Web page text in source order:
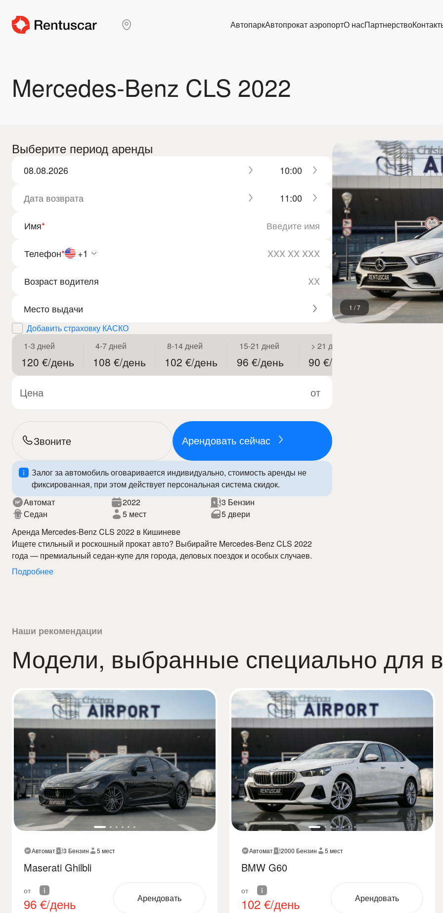
АвтопаркАвтопрокат аэропортО насПартнерство
Mercedes-Benz CLS 2022
Выберите период аренды
10:00
11:00
Имя*
Телефон* +1
Возраст водителя
Добавить страховку КАСКО
1-3 дней
120 €/день
4-7 дней
108 €/день
8-14 дней
102 €/день
15-21 дней
96 €/день
> 21 дней
90 €/день
Цена от
Звоните Арендовать сейчас
Залог за автомобиль оговаривается индивидуально, стоимость аренды не
фиксированная, при этом действует персональная система скидок.
Автомат
2022
3 Бензин
Седан
5 мест
5 двери
Аренда Mercedes-Benz CLS 2022 в Кишиневе
Ищете стильный и роскошный прокат авто? Выбирайте Mercedes-Benz CLS 2022
года — премиальный седан-купе для города, деловых поездок и особых случаев.
Наша аренда авто в Кишиневе предлагает выгодные цены, прозрачные условия и
быстрое оформление.
Mercedes-Benz CLS 2022 сочетает элегантный дизайн, роскошный салон и
– лучшие цены на аренду авто в Кишиневе
– автомобили в отличном состоянии
– прокат авто 24/7
– быстрое оформление
Забронируйте Mercedes-Benz CLS 2022 уже сегодня и оцените премиальный
уровень проката авто в Кишиневе!
Подробнее
1 /7
Наши рекомендации
Модели, выбранные специально для
Автомат 3 Бензин 5 мест
Maserati Ghilbli
от
96 €/день Арендовать
Автомат 2000 Бензин 5 мест
BMW G60
от
102 €/день Арендовать